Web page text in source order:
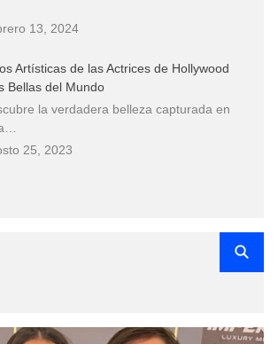
13, 2024
Artísticas de las Actrices de Hollywood
Bellas del Mundo
la verdadera belleza capturada en
25, 2023